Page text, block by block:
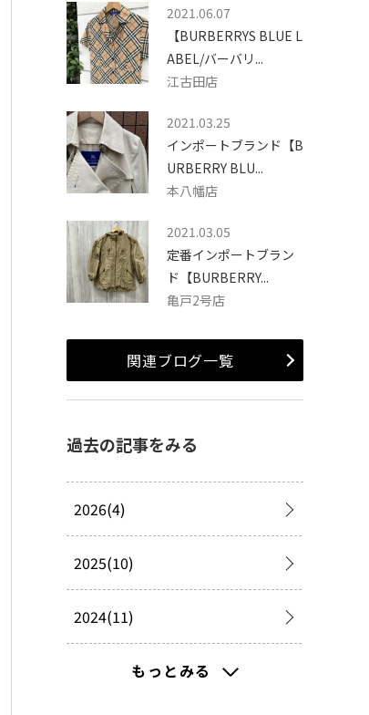
2021.06.07
【BURBERRYS BLUE L
ABEL/バーバリ...
江古田店
2021.03.25
インポートブランド【B
URBERRY BLU...
本八幡店
2021.03.05
定番インポートブラン
ド【BURBERRY...
亀戸2号店
関連ブログ一覧
過去の記事をみる
2026(4)
2025(10)
2024(11)
2023(48)もっとみる